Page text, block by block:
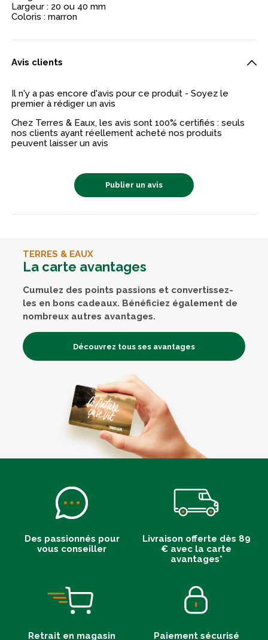
Largeur : 20 ou 40 mm
Coloris : marron
Avis clients
Il n'y a pas encore d'avis pour ce produit - Soyez le
premier à rédiger un avis
Chez Terres & Eaux, les avis sont 100% certifiés : seuls
nos clients ayant réellement acheté nos produits
peuvent laisser un avis
Publier un avis
TERRES & EAUX
La carte avantages
Cumulez des points passions et convertissez-
les en bons cadeaux. Bénéficiez également de
nombreux autres avantages.
Découvrez tous ses avantages
Des passionnés pour
vous conseiller
Livraison offerte dès 89
€ avec la carte
avantages*
Retrait en magasin Paiement sécurisé